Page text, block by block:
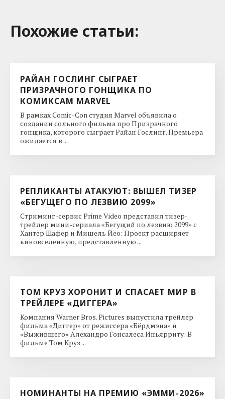
Похожие cтатьи:
РАЙАН ГОСЛИНГ СЫГРАЕТ
ПРИЗРАЧНОГО ГОНЩИКА ПО
КОМИКСАМ MARVEL
В рамках Comic-Con студия Marvel объявила о
создании сольного фильма про Призрачного
гонщика, которого сыграет Райан Гослинг. Премьера
ожидается в ...
РЕПЛИКАНТЫ АТАКУЮТ: ВЫШЕЛ ТИЗЕР
«БЕГУЩЕГО ПО ЛЕЗВИЮ 2099»
Стриминг-сервис Prime Video представил тизер-
трейлер мини-сериала «Бегущий по лезвию 2099» с
Хантер Шафер и Мишель Йео: Проект расширяет
киновселенную, представленную ...
ТОМ КРУЗ ХОРОНИТ И СПАСАЕТ МИР В
ТРЕЙЛЕРЕ «ДИГГЕРА»
Компания Warner Bros. Pictures выпустила трейлер
фильма «Диггер» от режиссера «Бёрдмэна» и
«Выжившего» Алехандро Гонсалеса Иньярриту: В
фильме Том Круз ...
НОМИНАНТЫ НА ПРЕМИЮ «ЭММИ-2026»